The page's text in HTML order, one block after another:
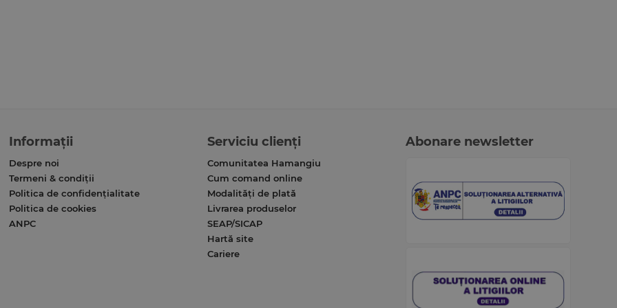
Informații
Despre noi
Termeni & condiții
Politica de confidențialitate
Politica de cookies
ANPC
Serviciu clienți
Comunitatea Hamangiu
Cum comand online
Modalități de plată
Livrarea produselor
SEAP/SICAP
Hartă site
Cariere
Abonare newsletter